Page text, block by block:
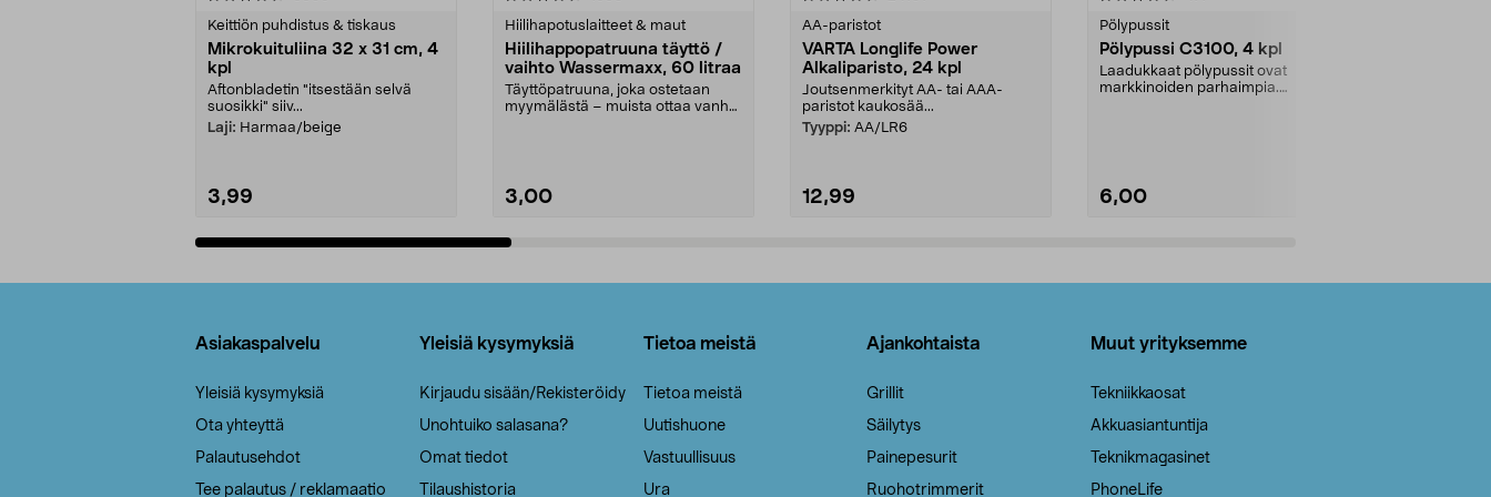
Keittiön puhdistus & tiskaus
Mikrokuituliina 32 x 31 cm, 4
kpl
Aftonbladetin "itsestään selvä
suosikki" siiv...
Laji: Harmaa/beige
3,99
Hiilihapotuslaitteet & maut
Hiilihappopatruuna täyttö /
vaihto Wassermaxx, 60 litraa
Täyttöpatruuna, joka ostetaan
myymälästä – muista ottaa vanha
3,00
AA-paristot
VARTA Longlife Power
Alkaliparisto, 24 kpl
Joutsenmerkityt AA- tai AAA-
paristot kaukosää...
Tyyppi: AA/LR6
12,99
Pölypussit
Pölypussi C3100, 4 kpl
Laadukkaat pölypussit ovat
markkinoiden parhaimpia.
6,00
Asiakaspalvelu
Yleisiä kysymyksiä
Ota yhteyttä
Palautusehdot
Tee palautus / reklamaatio
Yleisiä kysymyksiä
Kirjaudu sisään/Rekisteröidy
Unohtuiko salasana?
Omat tiedot
Tilaushistoria
Tietoa meistä
Tietoa meistä
Uutishuone
Vastuullisuus
Ura
Ajankohtaista
Grillit
Säilytys
Painepesurit
Ruohotrimmerit
Muut yrityksemme
Tekniikkaosat
Akkuasiantuntija
Teknikmagasinet
PhoneLife